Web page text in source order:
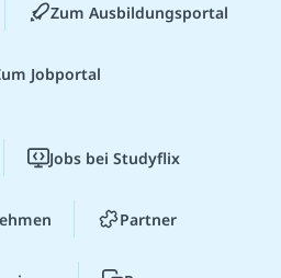
Zum Ausbildungsportal
Jobportal
Jobs bei Studyflix
Partner